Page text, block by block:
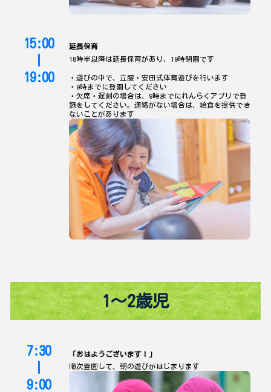
15:00
19:00
延長保育
18時半以降は延長保育があり、19時閉園です
・遊びの中で、立腰・安田式体育遊びを行います
・9時までに登園してください
・欠席・遅刻の場合は、9時までにれんらくアプリで登
録をしてください。連絡がない場合は、給食を提供でき
ないことがあります
1〜2歳児
7:30
9:00
「おはようございます！」
順次登園して、朝の遊びがはじまります